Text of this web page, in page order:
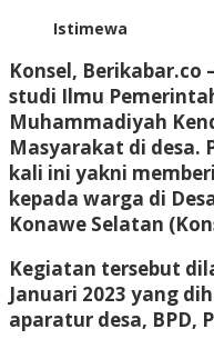
Istimewa
Konsel, Berikabar.co –
studi Ilmu
Muhammadiyah
Masyarakat di desa.
kali ini yakni
kepada warga di
Konawe Selatan
Kegiatan tersebut
Januari 2023 yang
aparatur desa, BPD,